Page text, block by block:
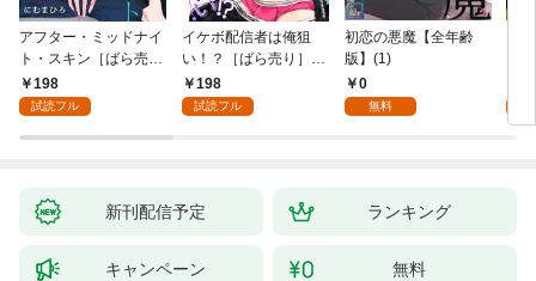
アフター・ミッドナイ
ト・スキン［ばら売
り］ 第1話
198
試読フル
イケボ配信者は俺狙
い！？［ばら売り］
第1話
198
試読フル
初恋の悪魔【全年齢
版】(1)
0
無料
新刊配信予定 ランキング
キャンペーン 無料